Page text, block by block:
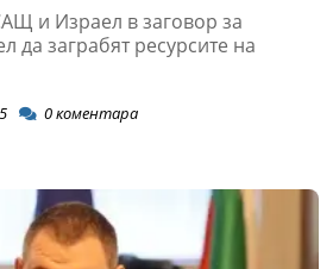
и Израел в заговор за
да заграбят ресурсите на
0коментара